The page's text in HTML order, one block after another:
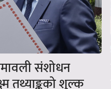
संशोधन
तथ्याङ्कको शुल्क